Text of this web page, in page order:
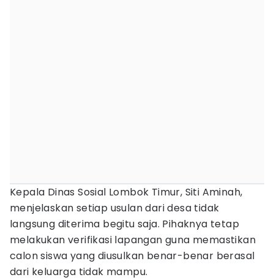
Kepala Dinas Sosial Lombok Timur, Siti Aminah,
menjelaskan setiap usulan dari desa tidak
langsung diterima begitu saja. Pihaknya tetap
melakukan verifikasi lapangan guna memastikan
calon siswa yang diusulkan benar-benar berasal
dari keluarga tidak mampu.